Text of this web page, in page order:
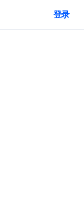
采取行动。
登录